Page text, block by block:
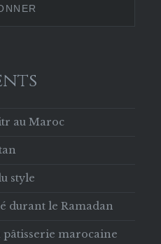
au Maroc
style
durant le Ramadan
marocaine